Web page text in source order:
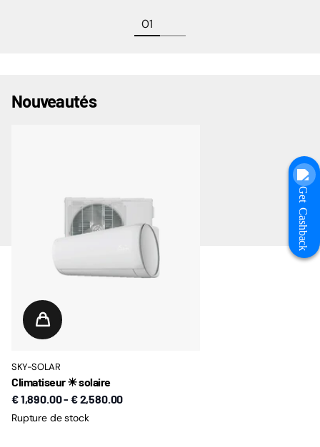
Nouveautés
SKY-SOLAR
Climatiseur ☀ solaire
€ 1,890.00- € 2,580.00
Rupture de stock
Get Cashback